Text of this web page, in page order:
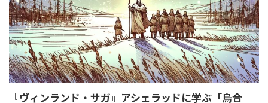
『ヴィンランド・サガ』アシェラッドに学ぶ「烏合